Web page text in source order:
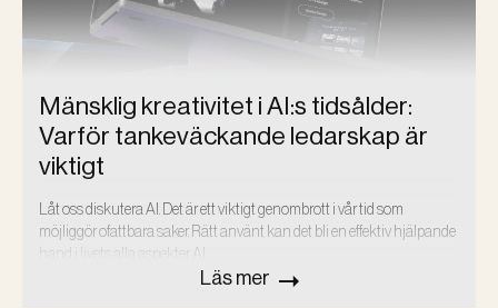
Mänsklig kreativitet i AI:s tidsålder:
Varför tankeväckande ledarskap är
viktigt
Låt oss diskutera AI. Det är ett viktigt genombrott i vår tid som
möjliggör ofattbara saker. Rätt använt kan det bli en effektiv hjälpande
hand i livets alla aspekter. AI…
Läs mer